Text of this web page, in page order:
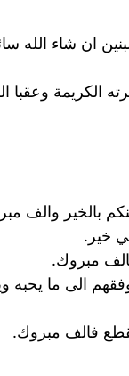
ان شاء الله
الكريمة وعقبا
بالخير والف
خير.
مبروك.
الى ما يحبه
فالف مبروك.